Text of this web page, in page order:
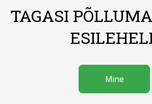
TAGASI
Mine